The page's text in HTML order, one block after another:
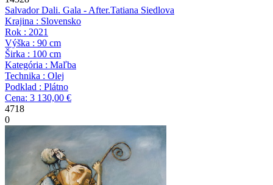
Salvador Dali. Gala - After.Tatiana Siedlova
Krajina : Slovensko
Rok : 2021
Výška : 90 cm
Širka : 100 cm
Kategória : Maľba
Technika : Olej
Podklad : Plátno
Cena: 3 130,00 €
4718
0